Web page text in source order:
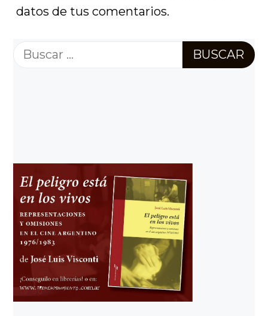
datos de tus comentarios.
Buscar: